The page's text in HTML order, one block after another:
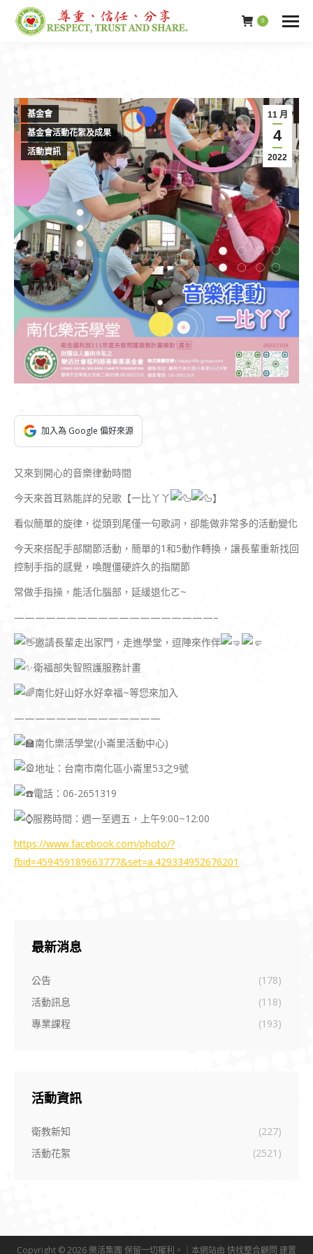
0
11 月
4
2022
基金會
基金會活動花絮及成果
活動資訊
加入為 Google 偏好來源
又來到開心的音樂律動時間
今天來首耳熟能詳的兒歌【一比丫丫
】
看似簡單的旋律，從頭到尾僅一句歌詞，卻能做非常多的活動變化
今天來搭配手部關節活動，簡單的1和5動作轉換，讓長輩重新找回
控制手指的感覺，喚醒僵硬許久的指關節
常做手指操，能活化腦部，延緩退化ㄛ~
———————————————————–
邀請長輩走出家門，走進學堂，逗陣來作伴
衛福部失智照護服務計畫
南化好山好水好幸福~等您來加入
——————————————
南化樂活學堂(小崙里活動中心)
地址：台南市南化區小崙里53之9號
電話：06-2651319
服務時間：週一至週五，上午9:00~12:00
https://www.facebook.com/photo/?
fbid=459459189663777&set=a.429334952676201
最新消息
公告
(178)
活動訊息
(118)
專業課程
(193)
活動資訊
衛教新知
(227)
活動花絮
(2521)
Copyright © 2026 樂活集團 保留一切權利。｜本網站由 快找整合顧問 建置